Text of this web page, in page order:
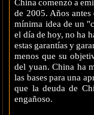
China comenzó a
de 2005. Años
mínima idea de un
el día de hoy, no ha
estas garantías y
menos que su
del yuan. China ha
las bases para una
que la deuda de
engañoso.